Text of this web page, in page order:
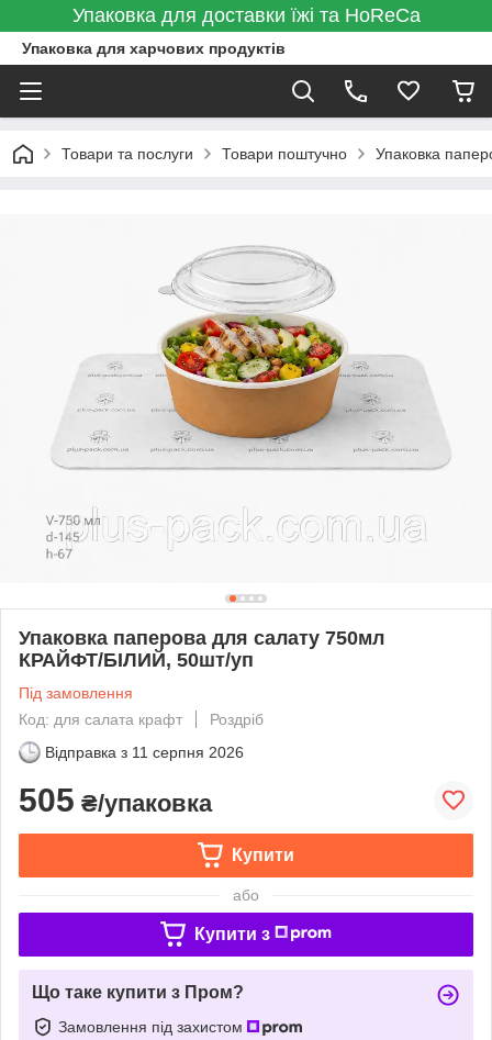
Упаковка для доставки їжі та HoReCa
Упаковка для харчових продуктів
Товари та послуги Товари поштучно Упаковка
Упаковка паперова для салату 750мл
КРАЙФТ/БІЛИЙ, 50шт/уп
Під замовлення
Код: для салата крафт
Роздріб
Відправка з 11 серпня 2026
505 ₴/упаковка
Купити
або
Купити з
Що таке купити з Пром?
Замовлення під захистом